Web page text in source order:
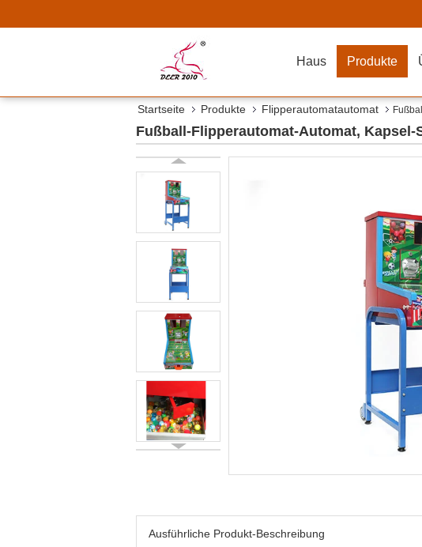
Haus Produkte
Startseite Produkte Flipperautomatautomat
Fußball-Flipperautomat-Automat,
Ausführliche Produkt-Beschreibung